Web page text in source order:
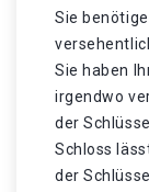
Sie
Sie haben
irgendwo
der
Schloss
der